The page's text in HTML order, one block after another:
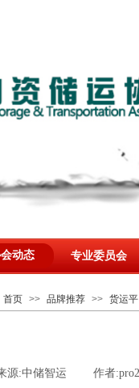
动态 专业委员会
首页 >> 品牌推荐 >> 货运
源:中储智运 作者: